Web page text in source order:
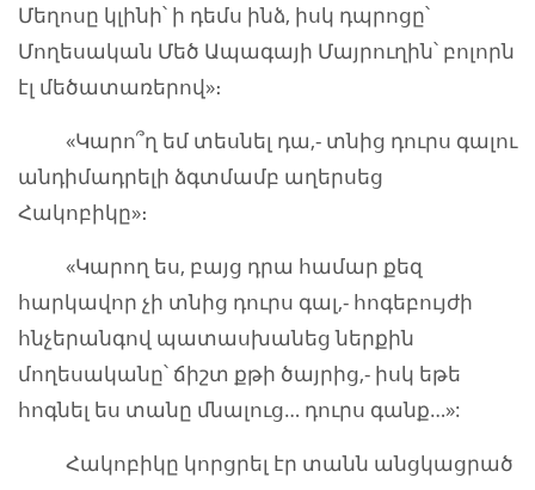
Մեղոսը կլինի՝ ի դեմս ինձ, իսկ դպրոցը՝
Մողեսական Մեծ Ապագայի Մայրուղին՝ բոլորն
էլ մեծատառերով»։
«Կարո՞ղ եմ տեսնել դա,- տնից դուրս գալու
անդիմադրելի ձգտմամբ աղերսեց
Հակոբիկը»։
«Կարող ես, բայց դրա համար քեզ
հարկավոր չի տնից դուրս գալ,- հոգեբույժի
հնչերանգով պատասխանեց ներքին
մողեսականը՝ ճիշտ քթի ծայրից,- իսկ եթե
հոգնել ես տանը մնալուց… դուրս գանք…»:
Հակոբիկը կորցրել էր տանն անցկացրած